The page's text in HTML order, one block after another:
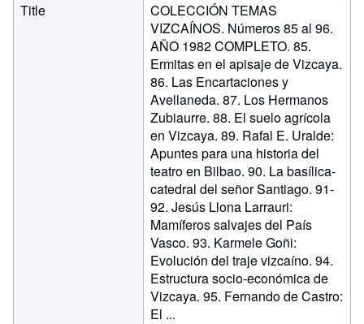
Title
COLECCIÓN TEMAS
VIZCAÍNOS. Números 85 al 96.
AÑO 1982 COMPLETO. 85.
Ermitas en el apisaje de Vizcaya.
86. Las Encartaciones y
Avellaneda. 87. Los Hermanos
Zubiaurre. 88. El suelo agrícola
en Vizcaya. 89. Rafal E. Uralde:
Apuntes para una historia del
teatro en Bilbao. 90. La basílica-
catedral del señor Santiago. 91-
92. Jesús Llona Larrauri:
Mamíferos salvajes del País
Vasco. 93. Karmele Goñi:
Evolución del traje vizcaíno. 94.
Estructura socio-económica de
Vizcaya. 95. Fernando de Castro:
El ...